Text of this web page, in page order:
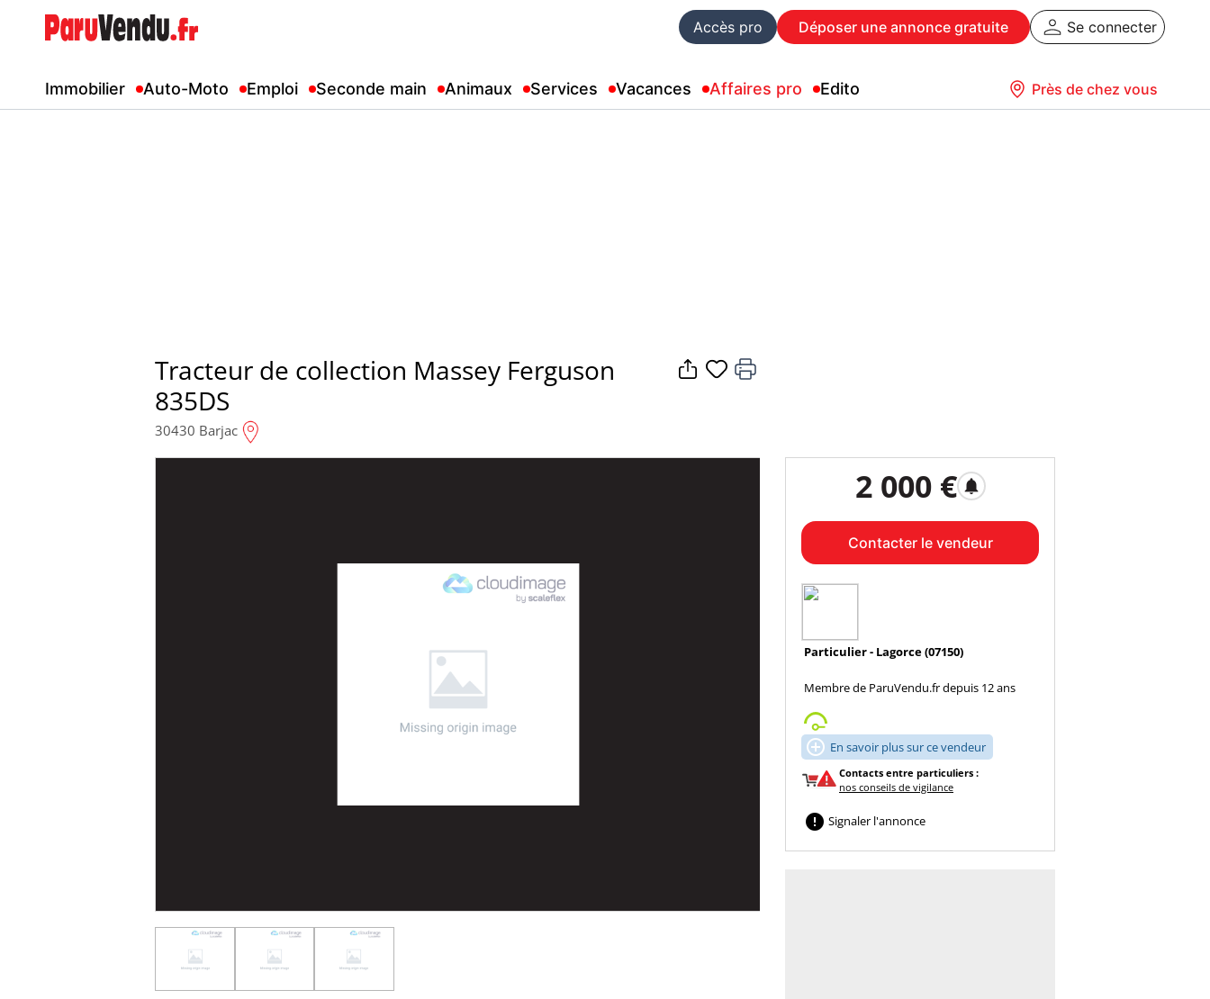
Accès pro Déposer une annonce gratuite Se connecter
Immobilier Auto-Moto Emploi Seconde main Animaux Services Vacances Affaires pro Edito Près de chez vous
Tracteur de collection Massey Ferguson
835DS
30430 Barjac
2 000 € notifications
Contacter le vendeur
Particulier - Lagorce (07150)
Membre de ParuVendu.fr depuis 12 ans
 En savoir plus sur ce vendeur
Contacts entre particuliers :
nos conseils de vigilance
 Signaler l'annonce